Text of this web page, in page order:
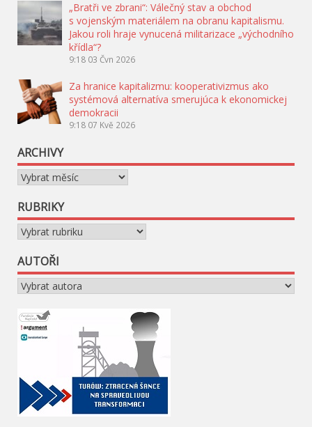
„Bratři ve zbrani“: Válečný stav a obchod
s vojenským materiálem na obranu kapitalismu.
Jakou roli hraje vynucená militarizace „východního
křídla“?
9:18 03 Čvn 2026
Za hranice kapitalizmu: kooperativizmus ako
systémová alternatíva smerujúca k ekonomickej
demokracii
9:18 07 Kvě 2026
ARCHIVY
Archivy
RUBRIKY
Rubriky
AUTOŘI